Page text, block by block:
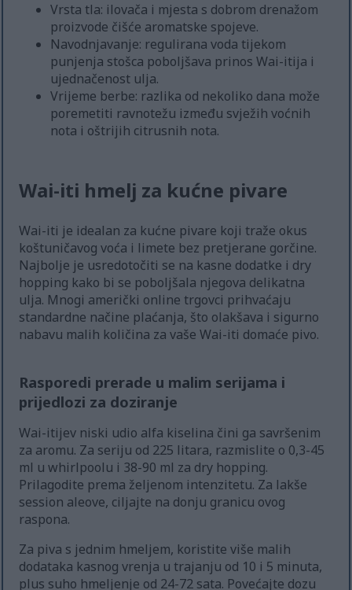
Vrsta tla: ilovača i mjesta s dobrom drenažom
proizvode čišće aromatske spojeve.
Navodnjavanje: regulirana voda tijekom
punjenja stošca poboljšava prinos Wai-itija i
ujednačenost ulja.
Vrijeme berbe: razlika od nekoliko dana može
poremetiti ravnotežu između svježih voćnih
nota i oštrijih citrusnih nota.
Wai-iti hmelj za kućne pivare
Wai-iti je idealan za kućne pivare koji traže okus
koštuničavog voća i limete bez pretjerane gorčine.
Najbolje je usredotočiti se na kasne dodatke i dry
hopping kako bi se poboljšala njegova delikatna
ulja. Mnogi američki online trgovci prihvaćaju
standardne načine plaćanja, što olakšava i sigurno
nabavu malih količina za vaše Wai-iti domaće pivo.
Rasporedi prerade u malim serijama i
prijedlozi za doziranje
Wai-itijev niski udio alfa kiselina čini ga savršenim
za aromu. Za seriju od 225 litara, razmislite o 0,3-45
ml u whirlpoolu i 38-90 ml za dry hopping.
Prilagodite prema željenom intenzitetu. Za lakše
session aleove, ciljajte na donju granicu ovog
raspona.
Za piva s jednim hmeljem, koristite više malih
dodataka kasnog vrenja u trajanju od 10 i 5 minuta,
plus suho hmeljenje od 24-72 sata. Povećajte dozu